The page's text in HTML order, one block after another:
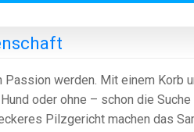
werden. Mit einem Korb
oder ohne – schon die
Pilzgericht machen das